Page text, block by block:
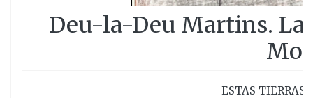
Deu-la-Deu Martins. La
ESTAS TIERRAS